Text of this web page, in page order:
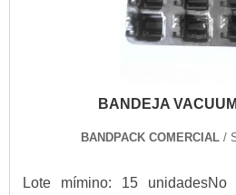
BANDEJA
BANDPACK COMERCIAL /
Lote mímino: 15